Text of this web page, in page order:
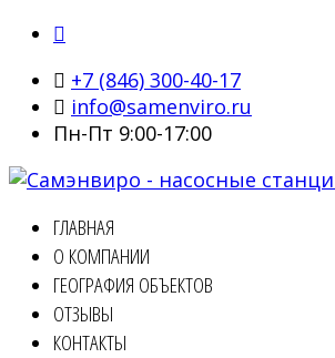
+7 (846) 300-40-17
info@samenviro.ru
Пн-Пт 9:00-17:00
ГЛАВНАЯ
О КОМПАНИИ
ГЕОГРАФИЯ ОБЪЕКТОВ
ОТЗЫВЫ
КОНТАКТЫ